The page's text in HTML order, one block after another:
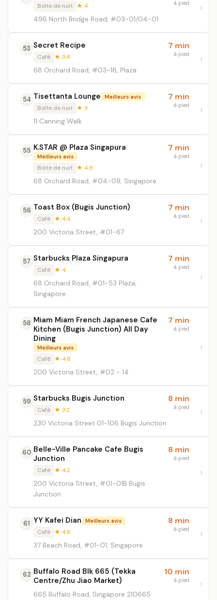
Boîte de nuit ★ 4
496 North Bridge Road, #03-01/04-01
à pied
53 Secret Recipe
Café ★ 3.4
68 Orchard Road, #03-18, Plaza
7 min
à pied
54 Tisettanta Lounge Meilleurs avis
Boîte de nuit ★ 5
11 Canning Walk
7 min
à pied
55 K.STAR @ Plaza Singapura
Meilleurs avis
Boîte de nuit ★ 4.8
68 Orchard Road, #04-09, Singapore
7 min
à pied
56 Toast Box (Bugis Junction)
Café ★ 4.4
200 Victoria Street, #01-67
7 min
à pied
57 Starbucks Plaza Singapura
Café ★ 4
68 Orchard Road, #01-53 Plaza,
Singapore
7 min
à pied
58 Miam Miam French Japanese Cafe
Kitchen (Bugis Junction) All Day
Dining
Meilleurs avis
Café ★ 4.8
200 Victoria Street, #02 - 14
7 min
à pied
59 Starbucks Bugis Junction
Café ★ 3.2
230 Victoria Street 01-106 Bugis Junction
8 min
à pied
60 Belle-Ville Pancake Cafe Bugis
Junction
Café ★ 4.2
200 Victoria Street, #01-01B Bugis
Junction
8 min
à pied
61 YY Kafei Dian Meilleurs avis
Café ★ 4.6
37 Beach Road, #01-01, Singapore
8 min
à pied
62 Buffalo Road Blk 665 (Tekka
Centre/Zhu Jiao Market)
665 Buffalo Road, Singapore 210665
10 min
à pied